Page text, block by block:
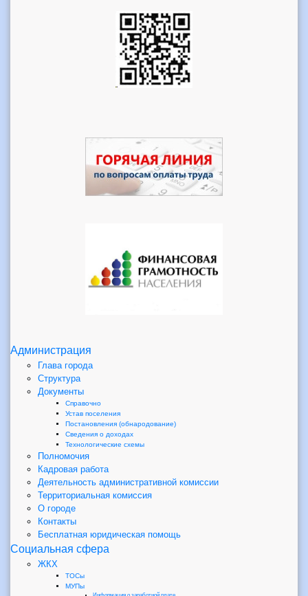
Администрация
Глава города
Структура
Документы
Справочно
Устав поселения
Постановления (обнародование)
Сведения о доходах
Технологические схемы
Полномочия
Кадровая работа
Деятельность административной комиссии
Территориальная комиссия
О городе
Контакты
Бесплатная юридическая помощь
Социальная сфера
ЖКХ
ТОСы
МУПы